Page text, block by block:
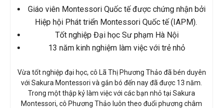
Giáo viên Montessori Quốc tế được chứng nhận bởi
Hiệp hội Phát triển Montessori Quốc tế (IAPM).
Tốt nghiệp Đại học Sư phạm Hà Nội
13 năm kinh nghiệm làm việc với trẻ nhỏ
Vừa tốt nghiệp đại học, cô Lã Thị Phương Thảo đã bén duyên
với Sakura Montessori và gắn bó đến nay đã được 13 năm.
Trong một thập kỷ làm việc với các bạn nhỏ tại Sakura
Montessori, cô Phương Thảo luôn theo đuổi phương châm